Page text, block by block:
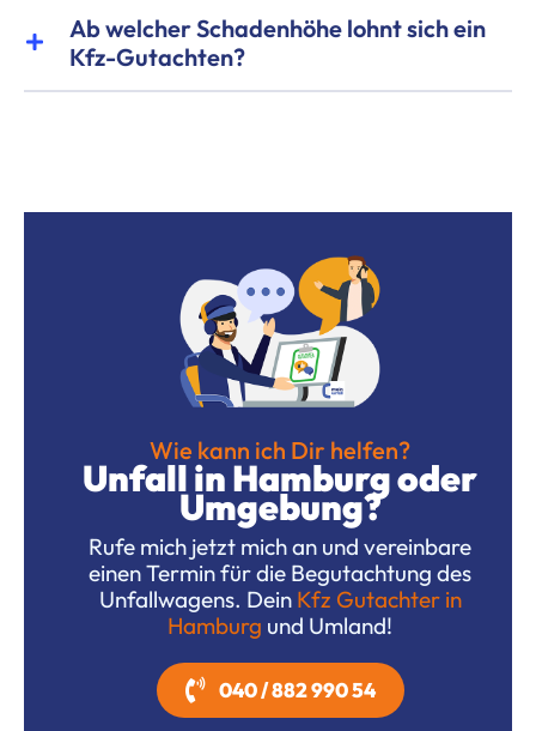
Ab welcher Schadenhöhe lohnt sich ein
Kfz-Gutachten?
Wie kann ich Dir helfen?
Unfall in Hamburg oder
Umgebung?
Rufe mich jetzt mich an und vereinbare
einen Termin für die Begutachtung des
Unfallwagens. Dein Kfz Gutachter in
Hamburg und Umland!
040 / 882 990 54